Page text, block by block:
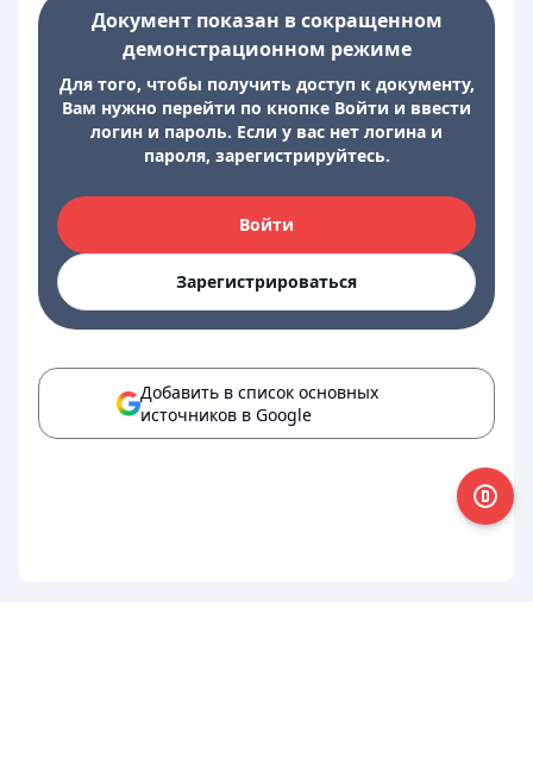
Документ показан в сокращенном
демонстрационном режиме
Для того, чтобы получить доступ к документу,
Вам нужно перейти по кнопке Войти и ввести
логин и пароль. Если у вас нет логина и
пароля, зарегистрируйтесь.
Войти
Зарегистрироваться
Добавить в список основных
источников в Google